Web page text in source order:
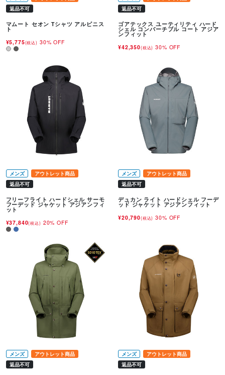
返品不可
マムート セオン Tシャツ アルピニス
ト
¥5,775(税込) 30% OFF
返品不可
ゴアテックス ユーティリティ ハード
シェル コンバーチブル コート アジア
ンフィット
¥42,350(税込) 30% OFF
メンズ
アウトレット商品
返品不可
フリーフライト ハードシェル サーモ
フーデッド ジャケット アジアンフィ
ット
¥37,840(税込) 20% OFF
メンズ
アウトレット商品
返品不可
デュカン ライト ハードシェル フーデ
ッド ジャケット アジアンフィット
¥20,790(税込) 30% OFF
メンズ
アウトレット商品
返品不可
メンズ
アウトレット商品
返品不可